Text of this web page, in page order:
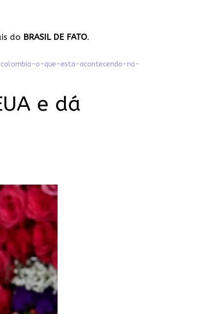
do BRASIL DE FATO.
o-que-esta-acontecendo-na-
e dá